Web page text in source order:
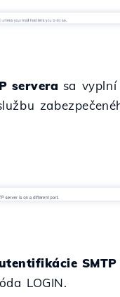
servera sa vyplní
SMTP
LOGIN.